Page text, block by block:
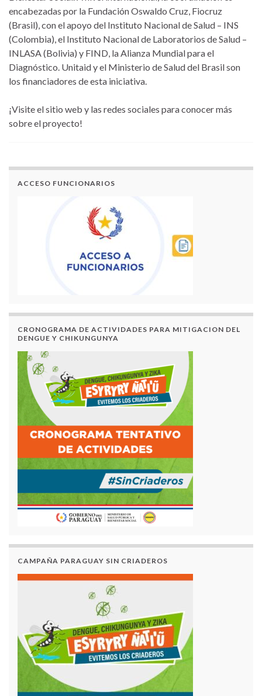
encabezadas por la Fundación Oswaldo Cruz, Fiocruz
(Brasil), con el apoyo del Instituto Nacional de Salud – INS
(Colombia), el Instituto Nacional de Laboratorios de Salud –
INLASA (Bolivia) y FIND, la Alianza Mundial para el
Diagnóstico. Unitaid y el Ministerio de Salud del Brasil son
los financiadores de esta iniciativa.
¡Visite el sitio web y las redes sociales para conocer más
sobre el proyecto!
ACCESO FUNCIONARIOS
CRONOGRAMA DE ACTIVIDADES PARA MITIGACION DEL
DENGUE Y CHIKUNGUNYA
CAMPAÑA PARAGUAY SIN CRIADEROS